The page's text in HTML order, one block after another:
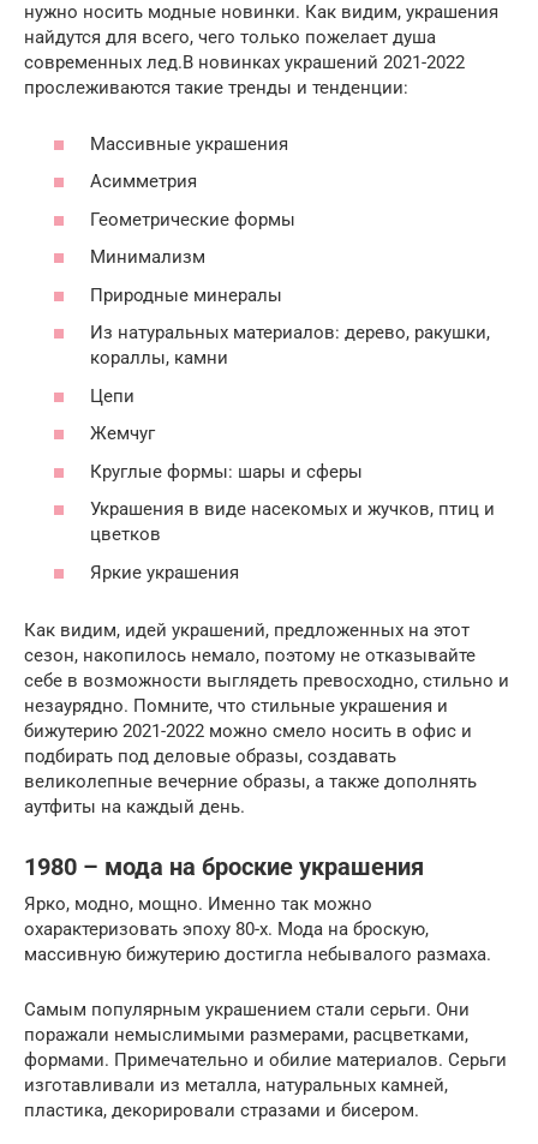
нужно носить модные новинки. Как видим, украшения
найдутся для всего, чего только пожелает душа
современных лед.В новинках украшений 2021-2022
прослеживаются такие тренды и тенденции:
Массивные украшения
Асимметрия
Геометрические формы
Минимализм
Природные минералы
Из натуральных материалов: дерево, ракушки,
кораллы, камни
Цепи
Жемчуг
Круглые формы: шары и сферы
Украшения в виде насекомых и жучков, птиц и
цветков
Яркие украшения
Как видим, идей украшений, предложенных на этот
сезон, накопилось немало, поэтому не отказывайте
себе в возможности выглядеть превосходно, стильно и
незаурядно. Помните, что стильные украшения и
бижутерию 2021-2022 можно смело носить в офис и
подбирать под деловые образы, создавать
великолепные вечерние образы, а также дополнять
аутфиты на каждый день.
1980 – мода на броские украшения
Ярко, модно, мощно. Именно так можно
охарактеризовать эпоху 80-х. Мода на броскую,
массивную бижутерию достигла небывалого размаха.
Самым популярным украшением стали серьги. Они
поражали немыслимыми размерами, расцветками,
формами. Примечательно и обилие материалов. Серьги
изготавливали из металла, натуральных камней,
пластика, декорировали стразами и бисером.